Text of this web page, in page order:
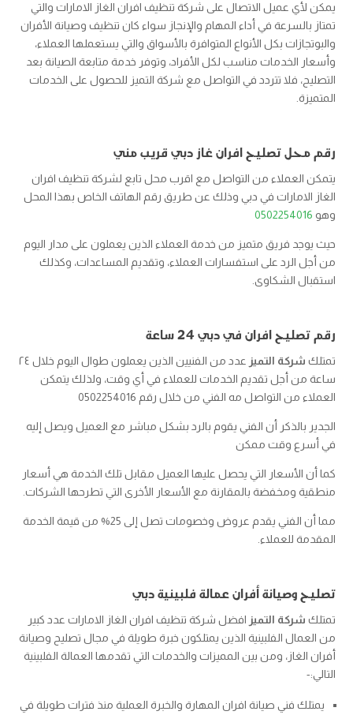
يمكن لأي عميل الاتصال على شركة تنظيف افران الغاز الامارات والتي
تمتاز بالسرعة في أداء المهام والإنجاز سواء كان تنظيف وصيانة الأفران
والبوتجازات بكل الأنواع المتوافرة بالأسواق والتي يستعملها العملاء،
وأسعار الخدمات مناسب لكل الأفراد، وتوفر خدمة متابعة الصيانة بعد
التصليح، فلا تتردد في التواصل مع شركة التميز للحصول على الخدمات
المتميزة.
رقم محل تصليح افران غاز دبي قريب مني
يتمكن العملاء من التواصل مع اقرب محل تابع لشركة تنظيف افران
الغاز الامارات في دبي وذلك عن طريق رقم الهاتف الخاص بهذا المحل
وهو ‎ 0502254016
حيث يوجد فريق متميز من خدمة العملاء الذين يعملون على مدار اليوم
من أجل الرد على استفسارات العملاء، وتقديم المساعدات، وكذلك
استقبال الشكاوى.
رقم تصليح افران في دبي 24 ساعة
تمتلك شركة التميز
عدد من الفنيين الذين يعملون طوال اليوم خلال ٢٤
ساعة من أجل تقديم الخدمات للعملاء في أي وقت، ولذلك يتمكن
العملاء من التواصل مه الفني من خلال رقم ‎0502254016
الجدير بالذكر أن الفني يقوم بالرد بشكل مباشر مع العميل ويصل إليه
في أسرع وقت ممكن
كما أن الأسعار التي يحصل عليها العميل مقابل تلك الخدمة هي أسعار
منطقية ومخفضة بالمقارنة مع الأسعار الأخرى التي تطرحها الشركات.
مما أن الفني يقدم عروض وخصومات تصل إلى 25% من قيمة الخدمة
المقدمة للعملاء.
تصليح وصيانة أفران عمالة فلبينية دبي
تمتلك شركة التميز افضل شركة تنظيف افران الغاز الامارات عدد كبير
من العمال الفلبينية الذين يمتلكون خبرة طويلة في مجال تصليح وصيانة
أفران الغاز، ومن بين المميزات والخدمات التي تقدمها العمالة الفلبينية
التالي:-
يمتلك فني صيانة افران المهارة والخبرة العملية منذ فترات طويلة في